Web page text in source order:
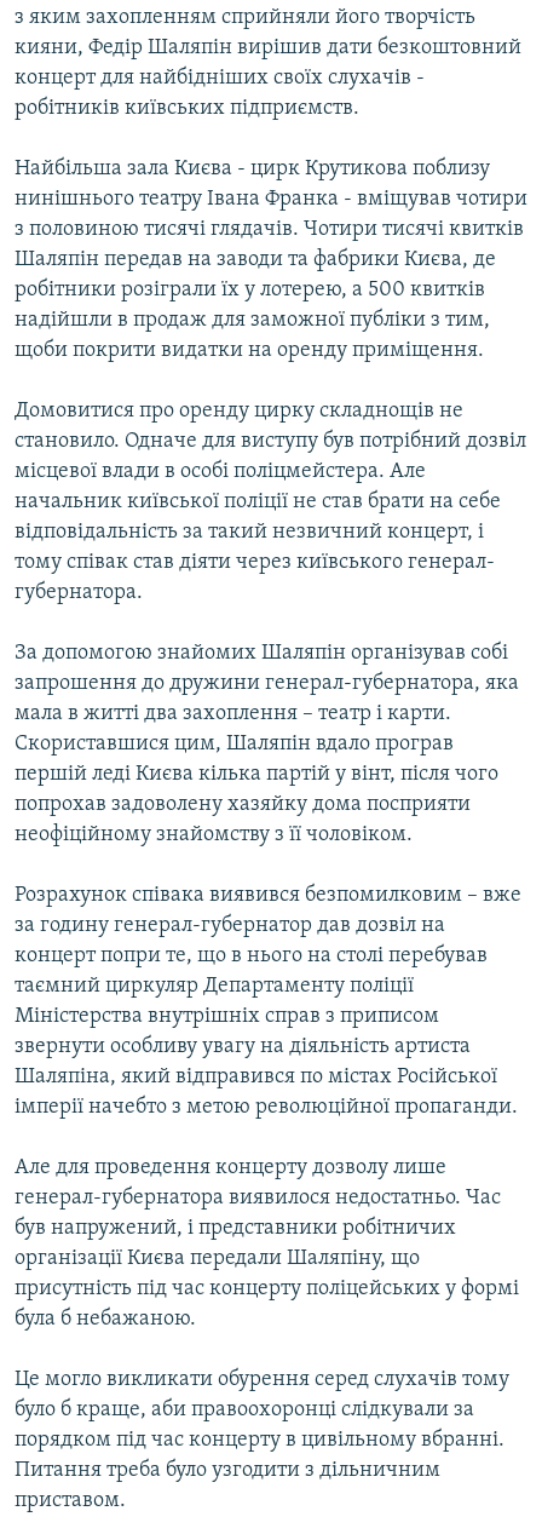
з яким захопленням сприйняли його творчість
кияни, Федір Шаляпін вирішив дати безкоштовний
концерт для найбідніших своїх слухачів -
робітників київських підприємств.
Найбільша зала Києва - цирк Крутикова поблизу
нинішнього театру Івана Франка - вміщував чотири
з половиною тисячі глядачів. Чотири тисячі квитків
Шаляпін передав на заводи та фабрики Києва, де
робітники розіграли їх у лотерею, а 500 квитків
надійшли в продаж для заможної публіки з тим,
щоби покрити видатки на оренду приміщення.
Домовитися про оренду цирку складнощів не
становило. Одначе для виступу був потрібний дозвіл
місцевої влади в особі поліцмейстера. Але
начальник київської поліції не став брати на себе
відповідальність за такий незвичний концерт, і
тому співак став діяти через київського генерал-
губернатора.
За допомогою знайомих Шаляпін організував собі
запрошення до дружини генерал-губернатора, яка
мала в житті два захоплення – театр і карти.
Скориставшися цим, Шаляпін вдало програв
першій леді Києва кілька партій у вінт, після чого
попрохав задоволену хазяйку дома посприяти
неофіційному знайомству з її чоловіком.
Розрахунок співака виявився безпомилковим – вже
за годину генерал-губернатор дав дозвіл на
концерт попри те, що в нього на столі перебував
таємний циркуляр Департаменту поліції
Міністерства внутрішніх справ з приписом
звернути особливу увагу на діяльність артиста
Шаляпіна, який відправився по містах Російської
імперії начебто з метою революційної пропаганди.
Але для проведення концерту дозволу лише
генерал-губернатора виявилося недостатньо. Час
був напружений, і представники робітничих
організації Києва передали Шаляпіну, що
присутність під час концерту поліцейських у формі
була б небажаною.
Це могло викликати обурення серед слухачів тому
було б краще, аби правоохоронці слідкували за
порядком під час концерту в цивільному вбранні.
Питання треба було узгодити з дільничним
приставом.